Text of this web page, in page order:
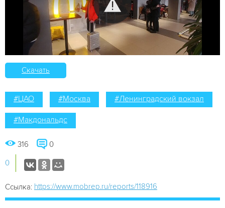
Скачать
#ЦАО #Москва #Ленинградский вокзал
#Макдональдс
316 0
0
Ссылка: https://www.mobrep.ru/reports/118916